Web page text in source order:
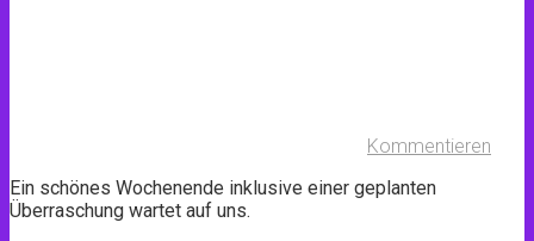
Kommentieren
Ein schönes Wochenende inklusive einer geplanten
Überraschung wartet auf uns.